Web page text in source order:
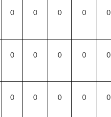
0 0 0 0 0
0 0 0 0 0
0 0 0 0 0